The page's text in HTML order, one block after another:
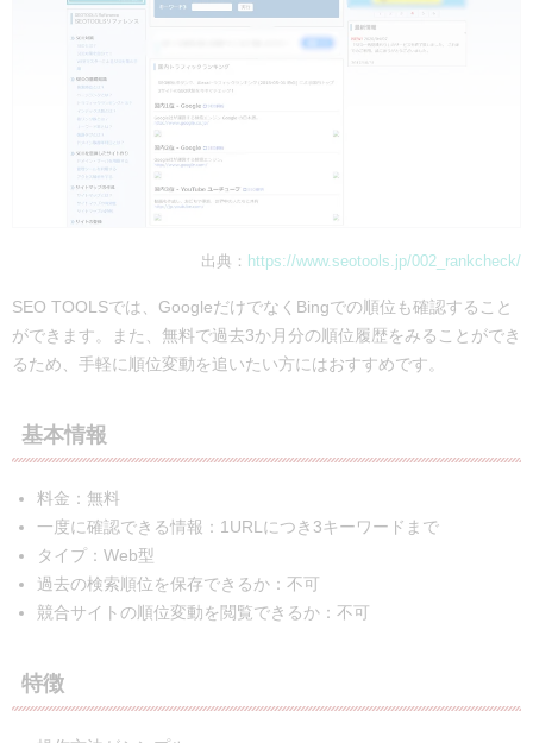
出典： https://www.seotools.jp/002_rankcheck/
SEO TOOLSでは、GoogleだけでなくBingでの順位も確認すること
ができます。また、無料で過去3か月分の順位履歴をみることができ
るため、手軽に順位変動を追いたい方にはおすすめです。
基本情報
料金：無料
一度に確認できる情報：1URLにつき3キーワードまで
タイプ：Web型
過去の検索順位を保存できるか：不可
競合サイトの順位変動を閲覧できるか：不可
特徴